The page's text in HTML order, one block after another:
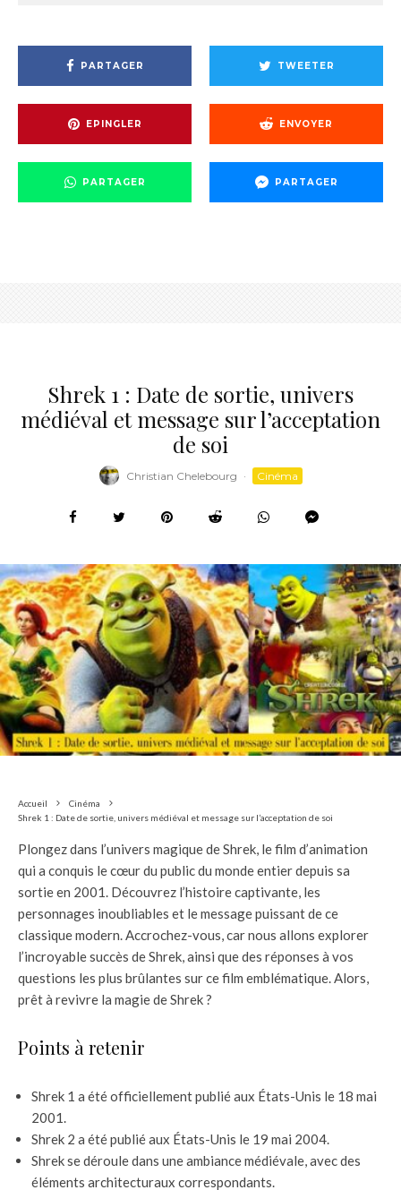
PARTAGER TWEETER
EPINGLER ENVOYER
PARTAGER PARTAGER
Shrek 1 : Date de sortie, univers
médiéval et message sur l’acceptation
de soi
Christian Chelebourg · Cinéma
Accueil
Cinéma
Shrek 1 : Date de sortie, univers médiéval et message sur l’acceptation de soi
Plongez dans l’univers magique de Shrek, le film d’animation
qui a conquis le cœur du public du monde entier depuis sa
sortie en 2001. Découvrez l’histoire captivante, les
personnages inoubliables et le message puissant de ce
classique modern. Accrochez-vous, car nous allons explorer
l’incroyable succès de Shrek, ainsi que des réponses à vos
questions les plus brûlantes sur ce film emblématique. Alors,
prêt à revivre la magie de Shrek ?
Points à retenir
Shrek 1 a été officiellement publié aux États-Unis le 18 mai
2001.
Shrek 2 a été publié aux États-Unis le 19 mai 2004.
Shrek se déroule dans une ambiance médiévale, avec des
éléments architecturaux correspondants.